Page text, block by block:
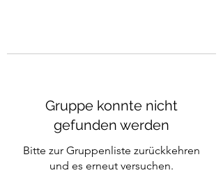
Gruppe konnte nicht
gefunden werden
Bitte zur Gruppenliste zurückkehren
und es erneut versuchen.